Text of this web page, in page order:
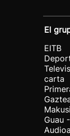
El
EITB
carta
Makusi
Guau
Audioa